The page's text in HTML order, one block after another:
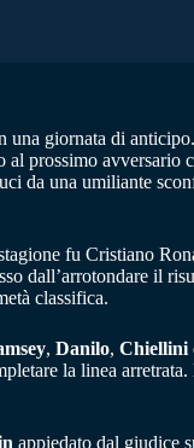
giornata di
prossimo avversario
da una umiliante
fu Cristiano
dall’arrotondare il
classifica.
, Danilo, Chiellini
la linea arretrata.
appiedato dal giudice